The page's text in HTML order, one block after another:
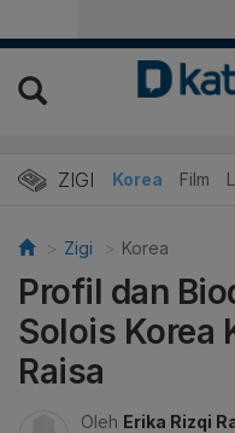
ZIGI
Hits Korea Film
Zigi Korea
Profil dan
Solois Korea
Raisa
Oleh Erika Rizqi